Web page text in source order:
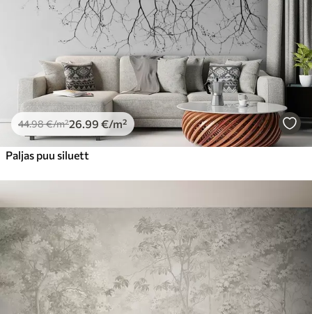
Premium vinüül
39.00 /m²
Peel and Stick
81.6749.00 €/m²
44.98€/m²26 .99 €/m²
Paljas puu siluett